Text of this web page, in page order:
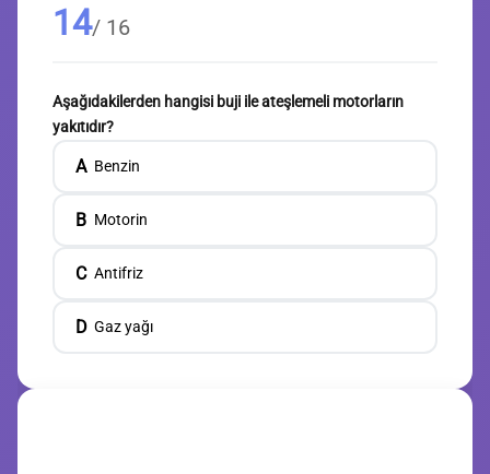
14/ 16
Aşağıdakilerden hangisi buji ile ateşlemeli motorların
yakıtıdır?
A Benzin
B Motorin
C Antifriz
D Gaz yağı